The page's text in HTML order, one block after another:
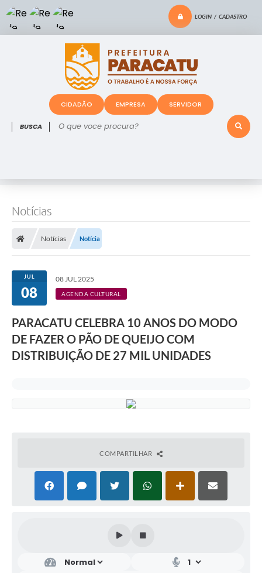
LOGIN / CADASTRO
O que voce procura?
CIDADÃO EMPRESA SERVIDOR
Notícias
Notícias Notícia
JUL
08
08 JUL 2025
AGENDA CULTURAL
PARACATU CELEBRA 10 ANOS DO MODO
DE FAZER O PÃO DE QUEIJO COM
DISTRIBUIÇÃO DE 27 MIL UNIDADES
COMPARTILHAR